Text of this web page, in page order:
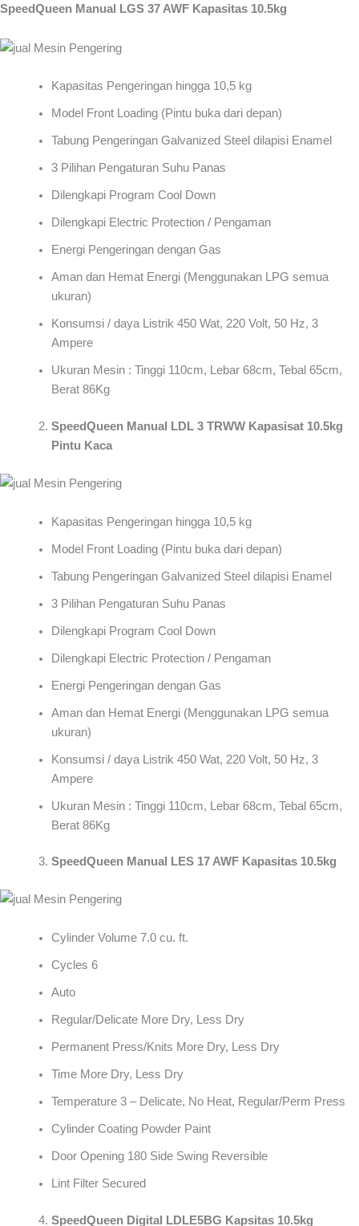
SpeedQueen Manual LGS 37 AWF Kapasitas 10.5kg
Kapasitas Pengeringan hingga 10,5 kg
Model Front Loading (Pintu buka dari depan)
Tabung Pengeringan Galvanized Steel dilapisi Enamel
3 Pilihan Pengaturan Suhu Panas
Dilengkapi Program Cool Down
Dilengkapi Electric Protection / Pengaman
Energi Pengeringan dengan Gas
Aman dan Hemat Energi (Menggunakan LPG semua
ukuran)
Konsumsi / daya Listrik 450 Wat, 220 Volt, 50 Hz, 3
Ampere
Ukuran Mesin : Tinggi 110cm, Lebar 68cm, Tebal 65cm,
Berat 86Kg
SpeedQueen Manual LDL 3 TRWW Kapasisat 10.5kg
Pintu Kaca
Kapasitas Pengeringan hingga 10,5 kg
Model Front Loading (Pintu buka dari depan)
Tabung Pengeringan Galvanized Steel dilapisi Enamel
3 Pilihan Pengaturan Suhu Panas
Dilengkapi Program Cool Down
Dilengkapi Electric Protection / Pengaman
Energi Pengeringan dengan Gas
Aman dan Hemat Energi (Menggunakan LPG semua
ukuran)
Konsumsi / daya Listrik 450 Wat, 220 Volt, 50 Hz, 3
Ampere
Ukuran Mesin : Tinggi 110cm, Lebar 68cm, Tebal 65cm,
Berat 86Kg
SpeedQueen Manual LES 17 AWF Kapasitas 10.5kg
Cylinder Volume 7.0 cu. ft.
Cycles 6
Auto
Regular/Delicate More Dry, Less Dry
Permanent Press/Knits More Dry, Less Dry
Time More Dry, Less Dry
Temperature 3 – Delicate, No Heat, Regular/Perm Press
Cylinder Coating Powder Paint
Door Opening 180 Side Swing Reversible
Lint Filter Secured
SpeedQueen Digital LDLE5BG Kapsitas 10.5kg